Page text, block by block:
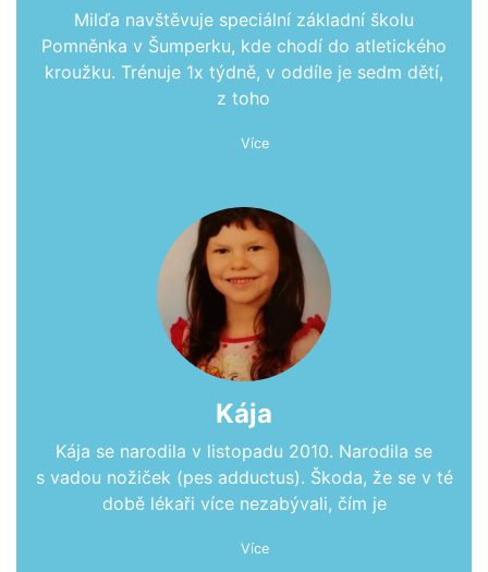
Milďa navštěvuje speciální základní školu
Pomněnka v Šumperku, kde chodí do atletického
kroužku. Trénuje 1x týdně, v oddíle je sedm dětí,
z toho
Více
Kája
Kája se narodila v listopadu 2010. Narodila se
s vadou nožiček (pes adductus). Škoda, že se v té
době lékaři více nezabývali, čím je
Více